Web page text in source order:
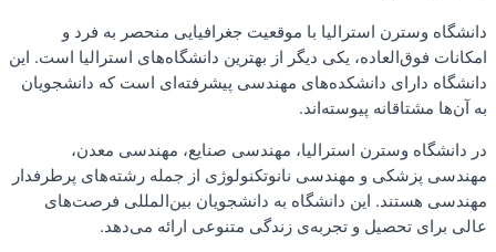
دانشگاه وسترن استرالیا با موقعیت جغرافیایی منحصر به فرد و
امکانات فوق‌العاده، یکی دیگر از بهترین دانشگاه‌های استرالیا است. این
دانشگاه دارای دانشکده‌های مهندسی پیشرفته‌ای است که دانشجویان
به آن‌ها مشتاقانه پیوسته‌اند.
در دانشگاه وسترن استرالیا، مهندسی صنایع، مهندسی معدن،
مهندسی پزشکی و مهندسی نانوتکنولوژی از جمله رشته‌های پرطرفدار
مهندسی هستند. این دانشگاه به دانشجویان بین‌المللی فرصت‌های
عالی برای تحصیل و تجربه‌ی زندگی متنوعی ارائه می‌دهد.